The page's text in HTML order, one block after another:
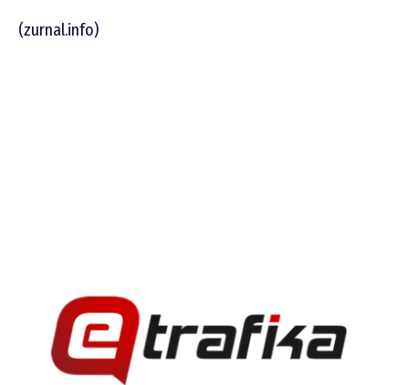
(zurnal.info)